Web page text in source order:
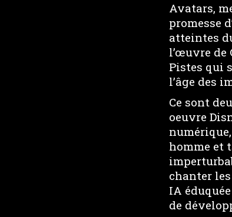
Avatars,
promesse
atteintes
l’œuvre
Pistes qui
l’âge des
Ce sont
oeuvre
homme et
chanter
IA
de